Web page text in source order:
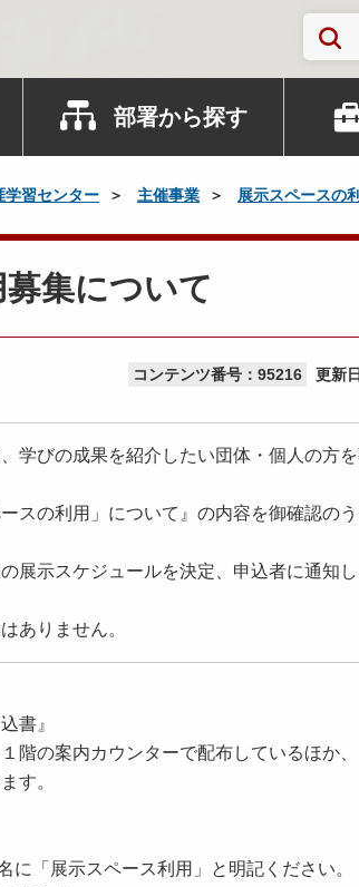
部署から探す
学習センター 主催事業 展示スペースの
集について
コンテンツ番号：95216 更新
びの成果を紹介したい団体・個人の方を
の利用」について』の内容を御確認の
示スケジュールを決定、申込者に通知
ありません。
書』
カウンターで配布しているほか、
。
「展示スペース利用」と明記ください。